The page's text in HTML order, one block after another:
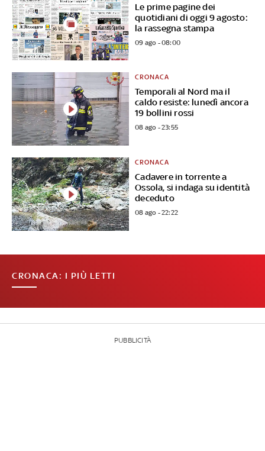
Le prime pagine dei
quotidiani di oggi 9 agosto:
la rassegna stampa
09 ago - 08:00
Temporali al Nord ma il
caldo resiste: lunedì ancora
19 bollini rossi
CRONACA
08 ago - 23:55
Cadavere in torrente a
Ossola, si indaga su identità
deceduto
CRONACA
08 ago - 22:22
CRONACA: I PIÙ LETTI
PUBBLICITÀ